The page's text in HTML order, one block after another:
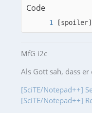
Code
MfG i2c
Als Gott sah, dass
[SciTE/Notepad++]
[SciTE/Notepad++]